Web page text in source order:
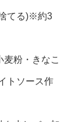
てる)※約3
粉・きなこ
トソース作